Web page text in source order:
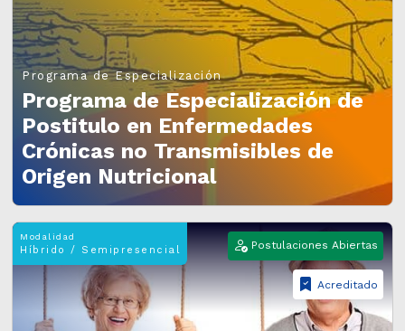
Programa de Especialización
Programa de Especialización de
Postitulo en Enfermedades
Crónicas no Transmisibles de
Origen Nutricional
Modalidad
Híbrido / Semipresencial
Acreditado
Postulaciones Abiertas